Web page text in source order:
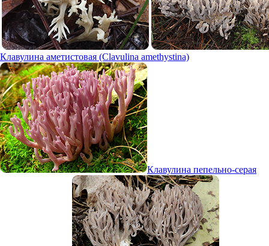
Клавулина аметистовая (Clavulina amethystina)
Клавулина пепельно-серая